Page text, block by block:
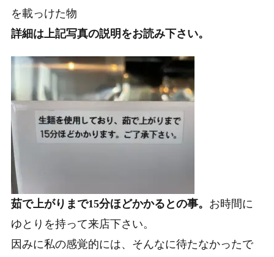
を載っけた物
詳細は上記写真の説明をお読み下さい。
茹で上がりまで15分ほどかかるとの事。 お時間に
ゆとりを持って来店下さい。
因みに私の感覚的には、そんなに待たなかったで